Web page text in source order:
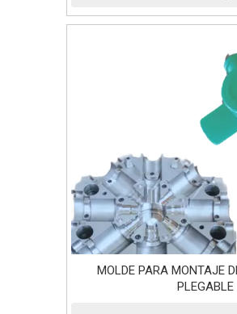
MOLDE PARA MONTAJE
PLEGABLE